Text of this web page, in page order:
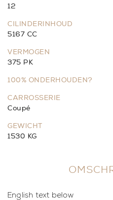
12
CILINDERINHOUD
5167 CC
VERMOGEN
375 PK
100% ONDERHOUDEN?
CARROSSERIE
Coupé
GEWICHT
1530 KG
English text below